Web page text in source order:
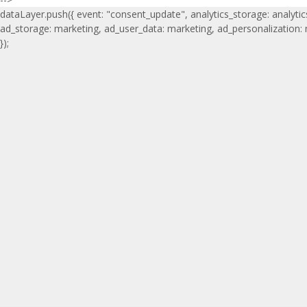
dataLayer.push({ event: "consent_update", analytics_storage:
ad_storage: marketing, ad_user_data: marketing, ad_personalization:
});